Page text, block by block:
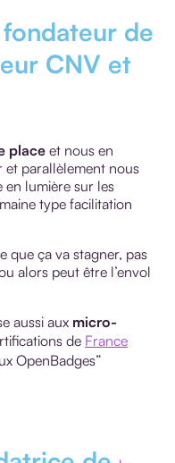
de
CNV et
placeet nous en
parallèlement nous
en lumière sur les
type facilitation
que ça va stagner, pas
alors peut être l’envol
aussi aux micro-
de France
OpenBadges”